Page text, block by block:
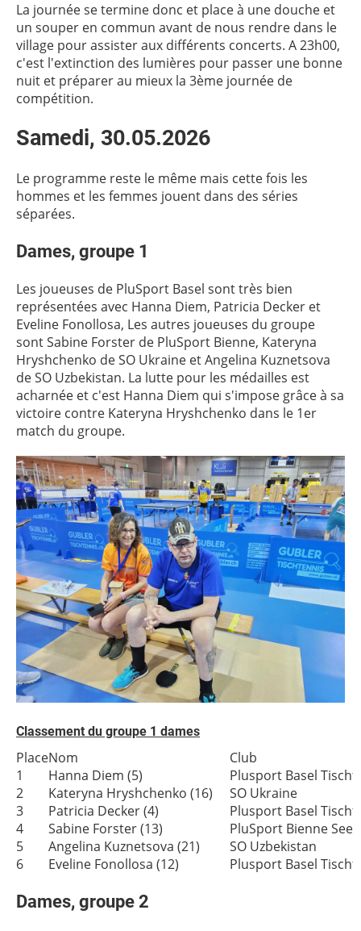
La journée se termine donc et place à une douche et
un souper en commun avant de nous rendre dans le
village pour assister aux différents concerts. A 23h00,
c'est l'extinction des lumières pour passer une bonne
nuit et préparer au mieux la 3ème journée de
compétition.
Samedi, 30.05.2026
Le programme reste le même mais cette fois les
hommes et les femmes jouent dans des séries
séparées.
Dames, groupe 1
Les joueuses de PluSport Basel sont très bien
représentées avec Hanna Diem, Patricia Decker et
Eveline Fonollosa, Les autres joueuses du groupe
sont Sabine Forster de PluSport Bienne, Kateryna
Hryshchenko de SO Ukraine et Angelina Kuznetsova
de SO Uzbekistan. La lutte pour les médailles est
acharnée et c'est Hanna Diem qui s'impose grâce à sa
victoire contre Kateryna Hryshchenko dans le 1er
match du groupe.
Classement du groupe 1 dames
PlaceNom
Club
1
Hanna Diem (5)
Plusport Basel
2
Kateryna Hryshchenko (16)
SO Ukraine
3
Patricia Decker (4)
Plusport Basel
4
Sabine Forster (13)
PluSport Bienne
5
Angelina Kuznetsova (21)
SO Uzbekistan
6
Eveline Fonollosa (12) Plusport Basel
Dames, groupe 2